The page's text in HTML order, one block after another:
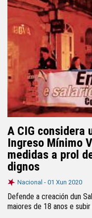
A CIG considera
Ingreso Mínimo
medidas a prol
dignos
Nacional - 01 Xun 2020
Defende a creación dun
maiores de 18 anos e